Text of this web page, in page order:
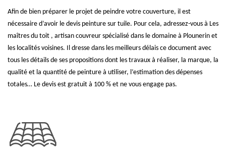
Afin de bien préparer le projet de peindre votre couverture, il est
nécessaire d’avoir le devis peinture sur tuile. Pour cela, adressez-vous à Les
maîtres du toit , artisan couvreur spécialisé dans le domaine à Plounerin et
les localités voisines. Il dresse dans les meilleurs délais ce document avec
tous les détails de ses propositions dont les travaux à réaliser, la marque, la
qualité et la quantité de peinture à utiliser, l’estimation des dépenses
totales… Le devis est gratuit à 100 % et ne vous engage pas.